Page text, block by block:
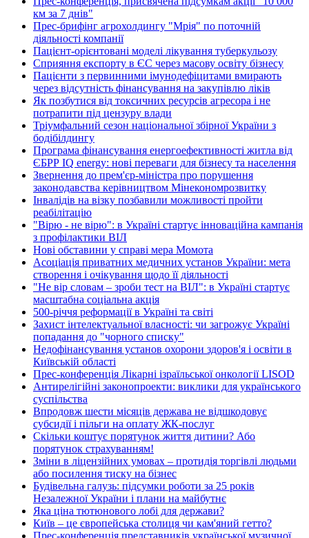
км за 7 днів"
Прес-брифінг агрохолдингу "Мрія" по поточній
діяльності компанії
Пацієнт-орієнтовані моделі лікування туберкульозу
Сприяння експорту в ЄС через масову освіту бізнесу
Пацієнти з первинними імунодефіцитами вмирають
через відсутність фінансування на закупівлю ліків
Як позбутися від токсичних ресурсів агресора і не
потрапити під цензуру влади
Тріумфальний сезон національної збірної України з
бодібілдингу
Програма фінансування енергоефективності житла від
ЄБРР IQ energy: нові переваги для бізнесу та населення
Звернення до прем'єр-міністра про порушення
законодавства керівництвом Мінекономрозвитку
Інвалідів на візку позбавили можливості пройти
реабілітацію
"Вірю - не вірю": в Україні стартує інноваційна кампанія
з профілактики ВІЛ
Нові обставини у справі мера Момота
Асоціація приватних медичних установ України: мета
створення і очікування щодо її діяльності
"Не вір словам – зроби тест на ВІЛ": в Україні стартує
масштабна соціальна акція
500-річчя реформації в Україні та світі
Захист інтелектуальної власності: чи загрожує Україні
попадання до "чорного списку"
Недофінансування установ охорони здоров'я і освіти в
Київській області
Прес-конференція Лікарні ізраїльської онкології LISOD
Антирелігійні законопроекти: виклики для українського
суспільства
Впродовж шести місяців держава не відшкодовує
субсидії і пільги на оплату ЖК-послуг
Скільки коштує порятунок життя дитини? Або
порятунок страхуванням!
Зміни в ліцензійних умовах – протидія торгівлі людьми
або посилення тиску на бізнес
Будівельна галузь: підсумки роботи за 25 років
Незалежної України і плани на майбутнє
Яка ціна тютюнового лобі для держави?
Київ – це європейська столиця чи кам'яний гетто?
Прес-конференція представників української музичної